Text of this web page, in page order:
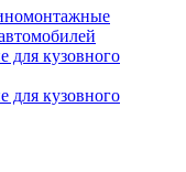
для кузовного
для кузовного